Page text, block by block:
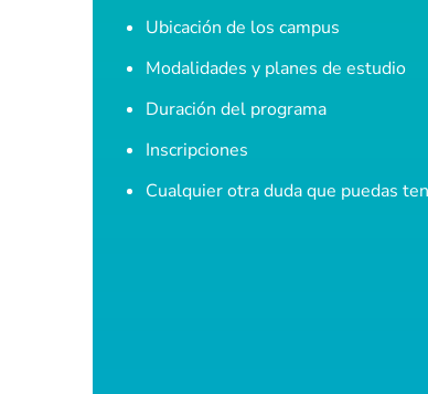
Ubicación de los campus
Modalidades y planes de estudio
Duración del programa
Inscripciones
Cualquier otra duda que puedas